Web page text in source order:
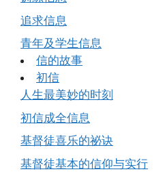
追求信息
青年及学生信息
信的故事
初信
人生最美妙的时刻
初信成全信息
基督徒喜乐的祕诀
基督徒基本的信仰与实行